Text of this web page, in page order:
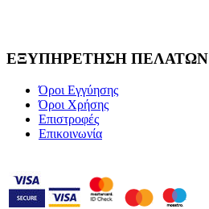
ΕΞΥΠΗΡΕΤΗΣΗ ΠΕΛΑΤΩΝ
Όροι Εγγύησης
Όροι Χρήσης
Επιστροφές
Επικοινωνία